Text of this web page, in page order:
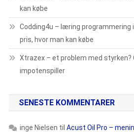
kan købe
Codding4u – læring programmering
pris, hvor man kan købe
Xtrazex – et problem med
impotenspiller
SENESTE KOMMENTARER
inge Nielsen til Acust Oil Pro –